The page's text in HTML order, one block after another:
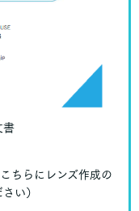
書
ちらにレンズ作成の
い）